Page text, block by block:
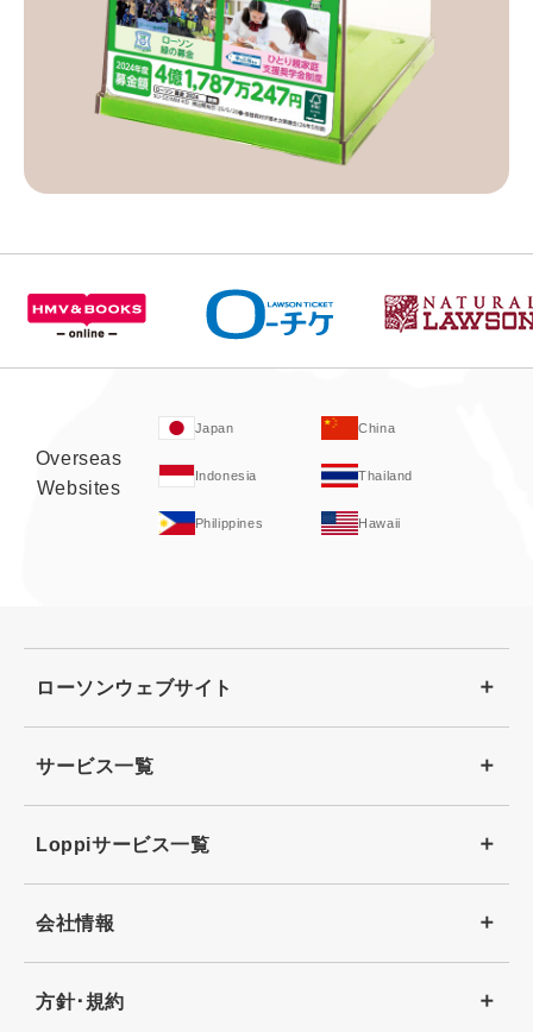
Overseas
Websites
Japan China
Indonesia Thailand
Philippines Hawaii
ローソンウェブサイト
サービス一覧
Loppiサービス一覧
会社情報
方針･規約